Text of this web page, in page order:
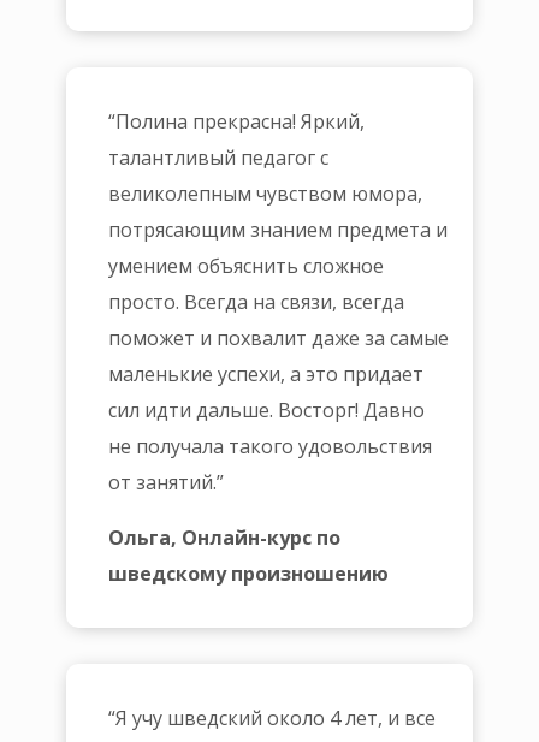
“Полина прекрасна! Яркий,
талантливый педагог с
великолепным чувством юмора,
потрясающим знанием предмета и
умением объяснить сложное
просто. Всегда на связи, всегда
поможет и похвалит даже за самые
маленькие успехи, а это придает
сил идти дальше. Восторг! Давно
не получала такого удовольствия
от занятий.”
Ольга, Онлайн-курс по
шведскому произношению
“Я учу шведский около 4 лет, и все